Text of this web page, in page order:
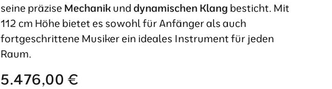
seine präzise Mechanik und dynamischen Klang besticht. Mit
112 cm Höhe bietet es sowohl für Anfänger als auch
fortgeschrittene Musiker ein ideales Instrument für jeden
Raum.
5.476,00 €